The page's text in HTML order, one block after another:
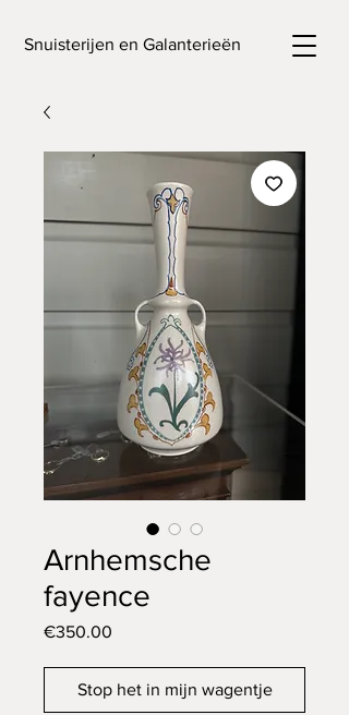
Snuisterijen en Galanterieën
Arnhemsche
fayence
€350.00
Stop het in mijn wagentje